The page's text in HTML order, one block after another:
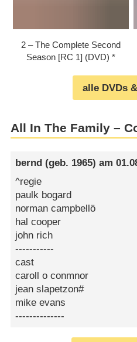
2 – The Complete Second
Season [RC 1] (DVD)
alle DVDs
All In The Family –
bernd (geb. 1965) am
^regie
paulk bogard
norman campbellö
hal cooper
john rich
-----------
cast
caroll o conmnor
jean slapetzon#
mike evans
--------------